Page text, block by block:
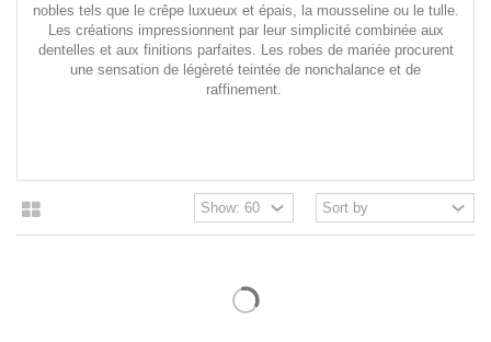
nobles tels que le crêpe luxueux et épais, la mousseline ou le tulle.
Les créations impressionnent par leur simplicité combinée aux
dentelles et aux finitions parfaites. Les robes de mariée procurent
une sensation de légèreté teintée de nonchalance et de
raffinement.